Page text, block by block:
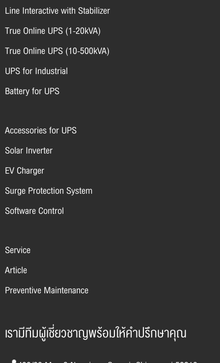
Line Interactive with Stabilizer
True Online UPS (1-20kVA)
True Online UPS (10-500kVA)
UPS for Industrial
Battery for UPS
Accessories for UPS
Solar Inverter
EV Charger
Surge Protection System
Software Control
Service
Article
Preventive Maintenance
เรามีทีมผู้เชี่ยวชาญพร้อมให้คำปรึกษาคุณ